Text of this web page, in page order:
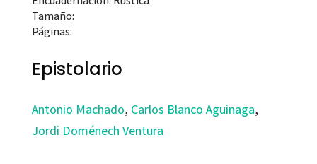
Tamaño:
Páginas:
Epistolario
Antonio Machado, Carlos Blanco Aguinaga,
Jordi Doménech Ventura